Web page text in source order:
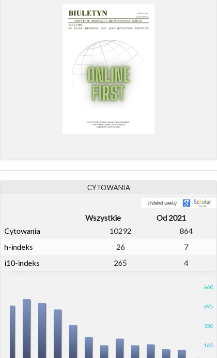
CYTOWANIA
Wszystkie
Od 2021
Cytowania
10292
864
h-indeks
26
7
i10-indeks
265 4
660
330
165
495